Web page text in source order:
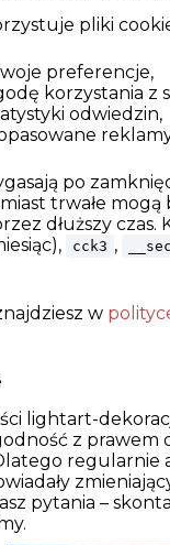
pliki
preferencje,
korzystania z
odwiedzin,
po
trwałe mogą
dłuższy czas.
cck3 ,
w
lightart-
z prawem
regularnie
pytania –